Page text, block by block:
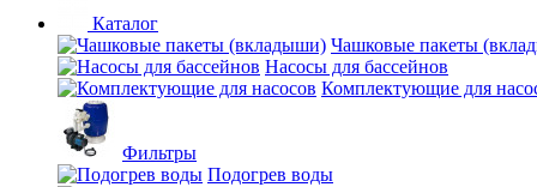
Каталог
Чашковые пакеты
Насосы для бассейнов
Комплектующие для
Фильтры
Подогрев воды